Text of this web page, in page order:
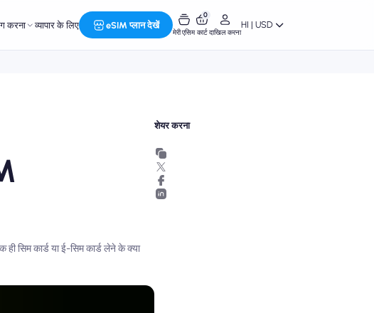
करना व्यापार के लिए eSIM प्लान देखें
मेरी एसिम
0
कार्ट दाखिल करना
HI | USD
सिम कार्ड या ई-सिम कार्ड लेने के क्या
शेयर करना